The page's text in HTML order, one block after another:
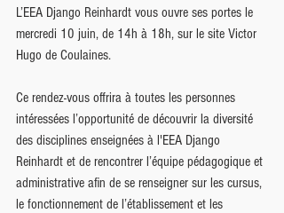
L’EEA Django Reinhardt vous ouvre ses portes le
mercredi 10 juin, de 14h à 18h, sur le site Victor
Hugo de Coulaines.
Ce rendez-vous offrira à toutes les personnes
intéressées l’opportunité de découvrir la diversité
des disciplines enseignées à l'EEA Django
Reinhardt et de rencontrer l’équipe pédagogique et
administrative afin de se renseigner sur les cursus,
le fonctionnement de l’établissement et les